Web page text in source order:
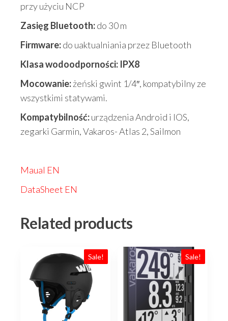
przy użyciu NCP
Zasięg Bluetooth:do 30 m
Firmware:do uaktualniania przez Bluetooth
Klasa wodoodporności: IPX8
Mocowanie:żeński gwint 1/4″, kompatybilny ze
wszystkimi statywami.
Kompatybilność:urządzenia Android i IOS,
zegarki Garmin, Vakaros- Atlas 2, Sailmon
Maual EN
DataSheet EN
Related products
Sale! Sale!